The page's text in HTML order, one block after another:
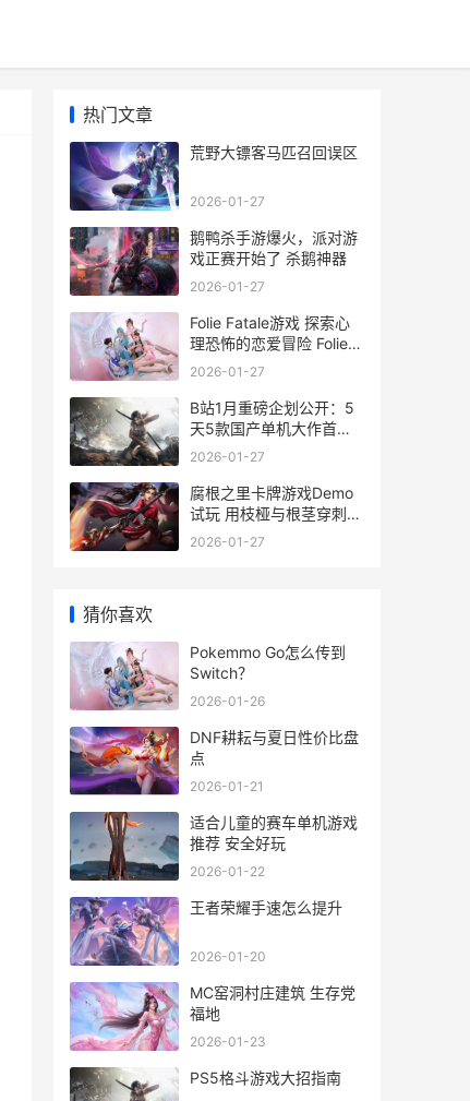
热门文章
荒野大镖客马匹召回误区
2026-01-27
鹅鸭杀手游爆火，派对游
戏正赛开始了 杀鹅神器
2026-01-27
Folie Fatale游戏 探索心
理恐怖的恋爱冒险 Folie
Fatale游戏中文版
2026-01-27
B站1月重磅企划公开：5
天5款国产单机大作首发
预告! b站11月活动
2026-01-27
腐根之里卡牌游戏Demo
试玩 用枝桠与根茎穿刺一
切 腐根剂作用?
2026-01-27
猜你喜欢
Pokemmo Go怎么传到
Switch？
2026-01-26
DNF耕耘与夏日性价比盘
点
2026-01-21
适合儿童的赛车单机游戏
推荐 安全好玩
2026-01-22
王者荣耀手速怎么提升
2026-01-20
MC窑洞村庄建筑 生存党
福地
2026-01-23
PS5格斗游戏大招指南